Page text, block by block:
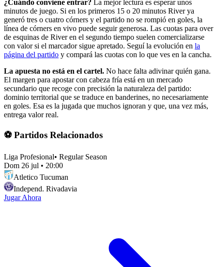
¿Cuándo conviene entrar? La mejor lectura es esperar unos
minutos de juego. Si en los primeros 15 o 20 minutos River ya
generó tres o cuatro córners y el partido no se rompió en goles, la
línea de córners en vivo puede seguir generosa. Las cuotas para over
de esquinas de River en el segundo tiempo suelen comercializarse
con valor si el marcador sigue apretado. Seguí la evolución en la
página del partido y compará las cuotas con lo que ves en la cancha.
La apuesta no está en el cartel. No hace falta adivinar quién gana.
El margen para apostar con cabeza fría está en un mercado
secundario que recoge con precisión la naturaleza del partido:
dominio territorial que se traduce en banderines, no necesariamente
en goles. Esa es la jugada que muchos ignoran y que, una vez más,
entrega valor real.
⚽ Partidos Relacionados
Liga Profesional• Regular Season
Dom 26 jul • 20:00
Atletico Tucuman
Independ. Rivadavia
Jugar Ahora